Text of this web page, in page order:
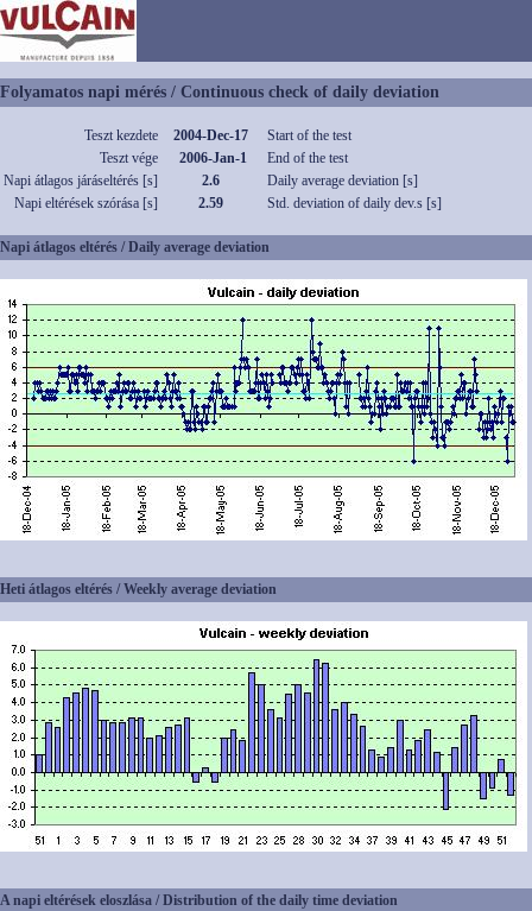
Folyamatos napi mérés / Continuous check of daily deviation
Teszt kezdete 2004-Dec-17
Start of the test
Teszt vége
2006-Jan-1
End of the test
Napi átlagos járáseltérés [s]
2.6
Daily average deviation [s]
Napi eltérések szórása [s]
2.59 Std. deviation of daily dev.s [s]
Napi átlagos eltérés / Daily average deviation
Heti átlagos eltérés / Weekly average deviation
A napi eltérések eloszlása / Distribution of the daily time deviation